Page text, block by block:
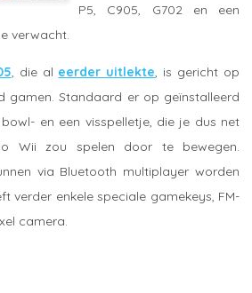
P5, C905, G702 en een
verwacht.
, die al eerder uitlekte , is gericht op
gamen. Standaard er op geïnstalleerd
en een visspelletje, die je dus net
Wii zou spelen door te bewegen.
via Bluetooth multiplayer worden
verder enkele speciale gamekeys, FM-
camera.